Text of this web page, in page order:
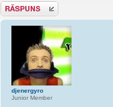
Scrie un răspuns
djenergyro
Junior Member